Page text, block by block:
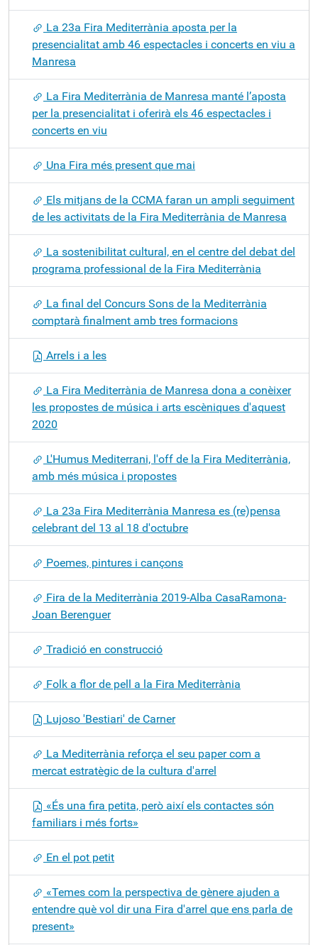
La 23a Fira Mediterrània aposta per la
presencialitat amb 46 espectacles i concerts en viu a
Manresa
La Fira Mediterrània de Manresa manté l’aposta
per la presencialitat i oferirà els 46 espectacles i
concerts en viu
Una Fira més present que mai
Els mitjans de la CCMA faran un ampli seguiment
de les activitats de la Fira Mediterrània de Manresa
La sostenibilitat cultural, en el centre del debat del
programa professional de la Fira Mediterrània
La final del Concurs Sons de la Mediterrània
comptarà finalment amb tres formacions
Arrels i a les
La Fira Mediterrània de Manresa dona a conèixer
les propostes de música i arts escèniques d'aquest
2020
L'Humus Mediterrani, l'off de la Fira Mediterrània,
amb més música i propostes
La 23a Fira Mediterrània Manresa es (re)pensa
celebrant del 13 al 18 d'octubre
Poemes, pintures i cançons
Fira de la Mediterrània 2019-Alba CasaRamona-
Joan Berenguer
Tradició en construcció
Folk a flor de pell a la Fira Mediterrània
Lujoso 'Bestiari' de Carner
La Mediterrània reforça el seu paper com a
mercat estratègic de la cultura d'arrel
«És una fira petita, però així els contactes són
familiars i més forts»
En el pot petit
«Temes com la perspectiva de gènere ajuden a
entendre què vol dir una Fira d'arrel que ens parla de
present»